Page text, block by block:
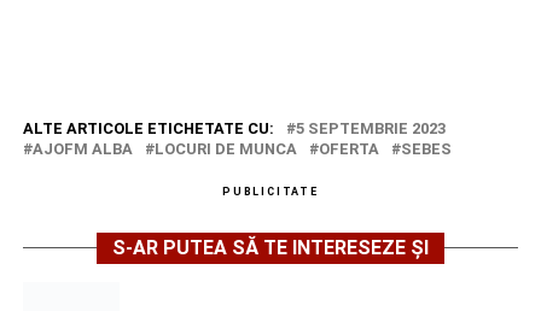
ALTE ARTICOLE ETICHETATE CU:
5 SEPTEMBRIE 2023
AJOFM ALBA
LOCURI DE MUNCA OFERTA SEBES
PUBLICITATE
S-AR PUTEA SĂ TE INTERESEZE ȘI